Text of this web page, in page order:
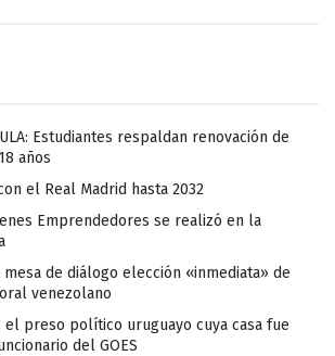
Estudiantes respaldan renovación de
años
el Real Madrid hasta 2032
Emprendedores se realizó en la
de diálogo elección «inmediata» de
venezolano
el preso político uruguayo cuya casa fue
del GOES